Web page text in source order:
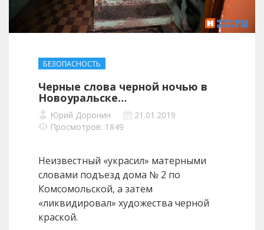
БЕЗОПАСНОСТЬ
Черные слова черной ночью в
Новоуральске…
Юрий Доронин
21.01.2019
Просмотров: 1849
Неизвестный «украсил» матерными
словами подъезд дома № 2 по
Комсомольской, а затем
«ликвидировал» художества черной
краской.